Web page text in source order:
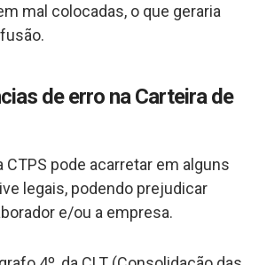
mal colocadas, o que geraria
de erro na Carteira de
CTPS pode acarretar em alguns
legais, podendo prejudicar
e/ou a empresa.